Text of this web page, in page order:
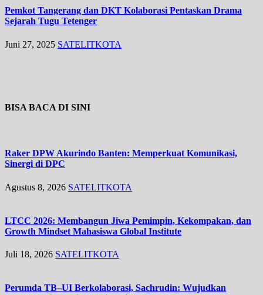
Pemkot Tangerang dan DKT Kolaborasi Pentaskan Drama
Sejarah Tugu Tetenger
Juni 27, 2025 SATELITKOTA
BISA BACA DI SINI
Raker DPW Akurindo Banten: Memperkuat Komunikasi,
Sinergi di DPC
Agustus 8, 2026 SATELITKOTA
LTCC 2026: Membangun Jiwa Pemimpin, Kekompakan, dan
Growth Mindset Mahasiswa Global Institute
Juli 18, 2026 SATELITKOTA
Perumda TB–UI Berkolaborasi, Sachrudin: Wujudkan